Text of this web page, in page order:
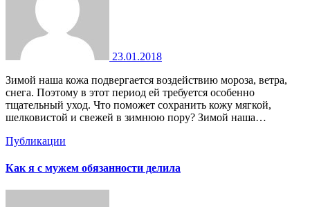
23.01.2018
Зимой наша кожа подвергается воздействию мороза, ветра,
снега. Поэтому в этот период ей требуется особенно
тщательный уход. Что поможет сохранить кожу мягкой,
шелковистой и свежей в зимнюю пору? Зимой наша…
Публикации
Как я с мужем обязанности делила